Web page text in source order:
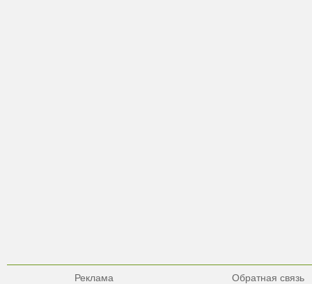
Реклама Обратная связь